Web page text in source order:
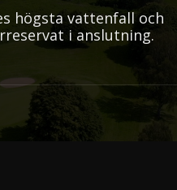
högsta vattenfall och
i anslutning.